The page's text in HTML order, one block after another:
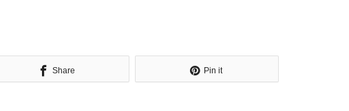
Share Pin it